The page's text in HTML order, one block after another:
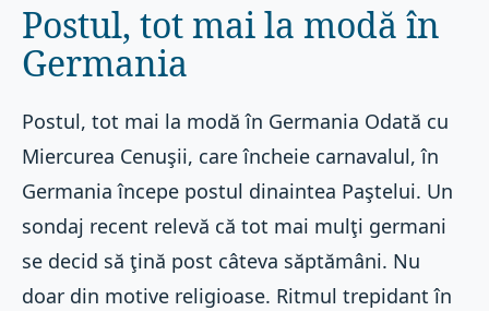
Postul, tot mai la modă în
Germania
Postul, tot mai la modă în Germania Odată cu
Miercurea Cenuşii, care încheie carnavalul, în
Germania începe postul dinaintea Paştelui. Un
sondaj recent relevă că tot mai mulţi germani
se decid să ţină post câteva săptămâni. Nu
doar din motive religioase. Ritmul trepidant în